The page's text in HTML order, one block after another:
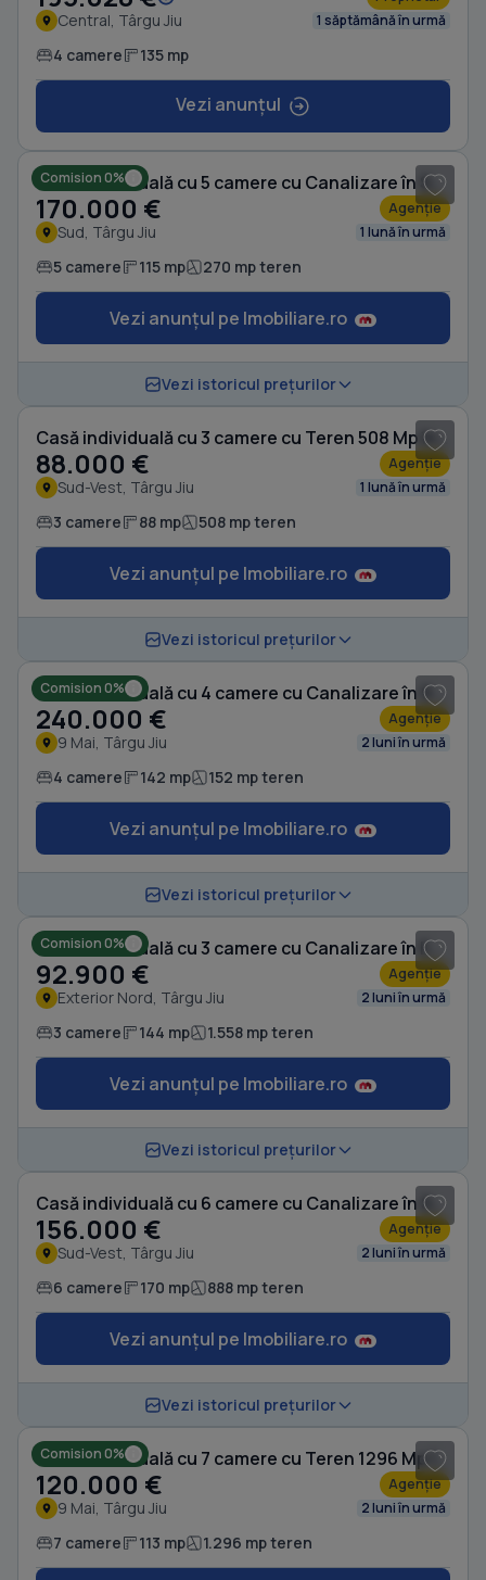
Central, Târgu Jiu 1 săptămână în urmă
4 camere 135 mp
Vezi anunțul
Comision 0% Casă individuală cu 5 camere cu Canalizare în Sud
170.000 € Agenție
Sud, Târgu Jiu 1 lună în urmă
5 camere 115 mp 270 mp teren
Vezi anunțul pe Imobiliare.ro
Vezi istoricul prețurilor
Casă individuală cu 3 camere cu Teren 508 Mp în Sud-Vest
88.000 € Agenție
Sud-Vest, Târgu Jiu 1 lună în urmă
3 camere 88 mp 508 mp teren
Vezi anunțul pe Imobiliare.ro
Vezi istoricul prețurilor
Comision 0% Casă individuală cu 4 camere cu Canalizare în 9 Mai
240.000 € Agenție
9 Mai, Târgu Jiu 2 luni în urmă
4 camere 142 mp 152 mp teren
Vezi anunțul pe Imobiliare.ro
Vezi istoricul prețurilor
Comision 0% Casă individuală cu 3 camere cu Canalizare în Exterior Nord
92.900 € Agenție
Exterior Nord, Târgu Jiu 2 luni în urmă
3 camere 144 mp 1.558 mp teren
Vezi anunțul pe Imobiliare.ro
Vezi istoricul prețurilor
Casă individuală cu 6 camere cu Canalizare în Sud-Vest
156.000 € Agenție
Sud-Vest, Târgu Jiu 2 luni în urmă
6 camere 170 mp 888 mp teren
Vezi anunțul pe Imobiliare.ro
Vezi istoricul prețurilor
Comision 0% Casă individuală cu 7 camere cu Teren 1296 Mp în 9 Mai
120.000 € Agenție
9 Mai, Târgu Jiu 2 luni în urmă
7 camere 113 mp 1.296 mp teren